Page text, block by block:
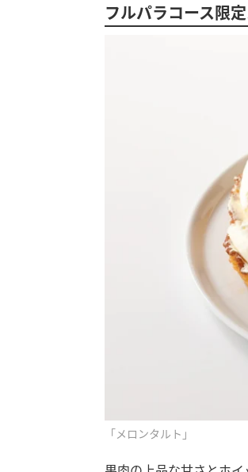
フルパラコース限
「メロンタルト」